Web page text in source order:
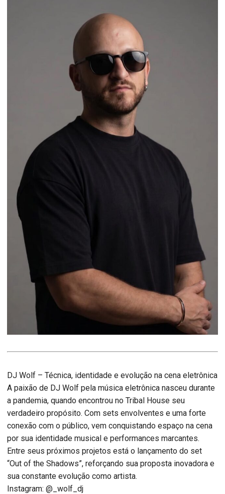
DJ Wolf – Técnica, identidade e evolução na cena eletrônica
A paixão de DJ Wolf pela música eletrônica nasceu durante
a pandemia, quando encontrou no Tribal House seu
verdadeiro propósito. Com sets envolventes e uma forte
conexão com o público, vem conquistando espaço na cena
por sua identidade musical e performances marcantes.
Entre seus próximos projetos está o lançamento do set
“Out of the Shadows”, reforçando sua proposta inovadora e
sua constante evolução como artista.
Instagram: @_wolf_dj